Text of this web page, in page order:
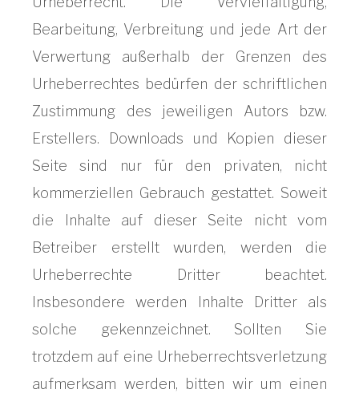
Bearbeitung, Verbreitung und jede Art der
Verwertung außerhalb der Grenzen des
Urheberrechtes bedürfen der schriftlichen
Zustimmung des jeweiligen Autors bzw.
Erstellers. Downloads und Kopien dieser
Seite sind nur für den privaten, nicht
kommerziellen Gebrauch gestattet. Soweit
die Inhalte auf dieser Seite nicht vom
Betreiber erstellt wurden, werden die
Urheberrechte Dritter beachtet.
Insbesondere werden Inhalte Dritter als
solche gekennzeichnet. Sollten Sie
trotzdem auf eine Urheberrechtsverletzung
aufmerksam werden, bitten wir um einen